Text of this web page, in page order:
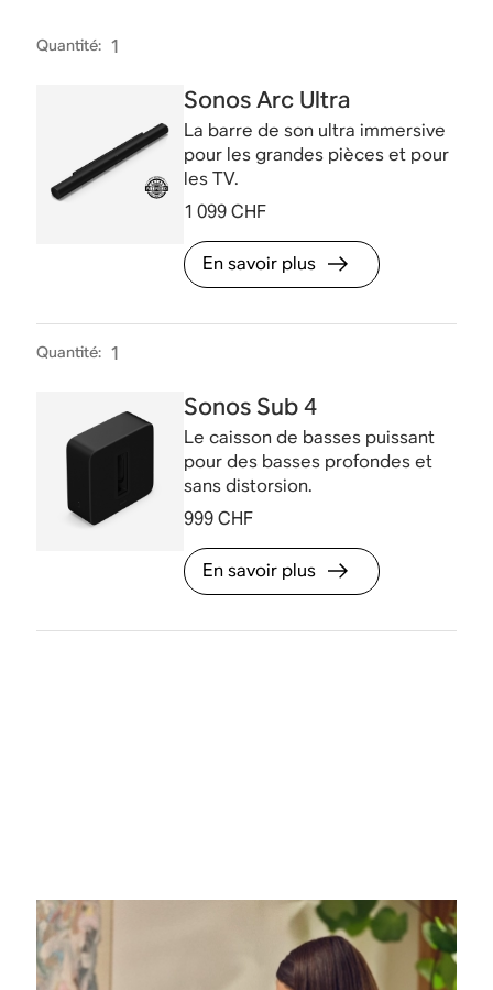
Quantité: 1
Sonos Arc Ultra
La barre de son ultra immersive
pour les grandes pièces et pour
les TV.
1 099 CHF
En savoir plus
Quantité: 1
Sonos Sub 4
Le caisson de basses puissant
pour des basses profondes et
sans distorsion.
999 CHF
En savoir plus